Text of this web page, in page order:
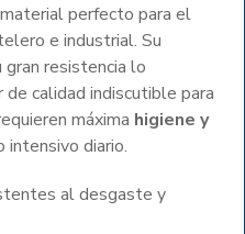
perfecto para el
e industrial. Su
resistencia lo
calidad indiscutible para
máxima higiene y
intensivo diario.
al desgaste y